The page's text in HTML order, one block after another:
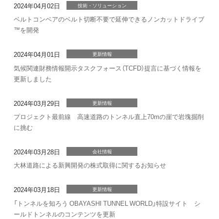
2024年04月02日 技術・ソリューション
ベルトコンベアのベルト切断不要で延伸できるノンカットドライブ
™を開発
2024年04月01日 更新情報
気候関連財務情報開示タスクフォース（TCFD）提言に基づく情報を
更新しました
2024年03月29日 更新情報
プロジェクト最前線 高速道路のトンネル直上70mの崖で岩塊掘削
に挑む
2024年03月28日 会社情報
大林道路による新興開発の株式取得に関するお知らせ
2024年03月18日 更新情報
「トンネルを知ろう OBAYASHI TUNNEL WORLD」特設サイト シ
ールドトンネルのコンテンツを更新